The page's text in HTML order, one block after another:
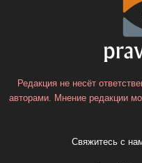
Редакция не несёт
авторами. Мнение редакции
Свяжитесь с